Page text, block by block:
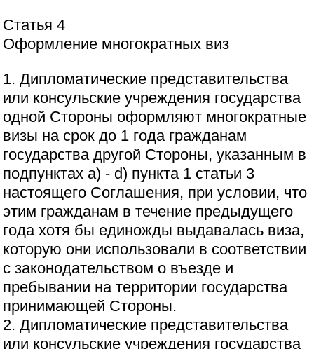
Статья 4
Оформление многократных виз
1. Дипломатические представительства
или консульские учреждения государства
одной Стороны оформляют многократные
визы на срок до 1 года гражданам
государства другой Стороны, указанным в
подпунктах а) - d) пункта 1 статьи 3
настоящего Соглашения, при условии, что
этим гражданам в течение предыдущего
года хотя бы единожды выдавалась виза,
которую они использовали в соответствии
с законодательством о въезде и
пребывании на территории государства
принимающей Стороны.
2. Дипломатические представительства
или консульские учреждения государства